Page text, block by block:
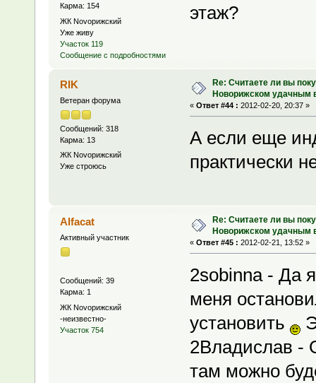
Карма: 154
ЖК Novoрижский
Уже живу
Участок 119
Сообщение с подробностями
этаж?
RIK
Ветеран форума
Сообщений: 318
Карма: 13
ЖК Novoрижский
Уже строюсь
Re: Считаете ли вы
Новорижском удачным
« Ответ #44 : 2012-02-20, 20:37 »
А если еще
практически
Alfacat
Активный участник
Сообщений: 39
Карма: 1
ЖК Novoрижский
-неизвестно-
Участок 754
Re: Считаете ли вы
Новорижском удачным
« Ответ #45 : 2012-02-21, 13:52 »
2sobinna - Да
меня
установить
2Владислав -
там можно